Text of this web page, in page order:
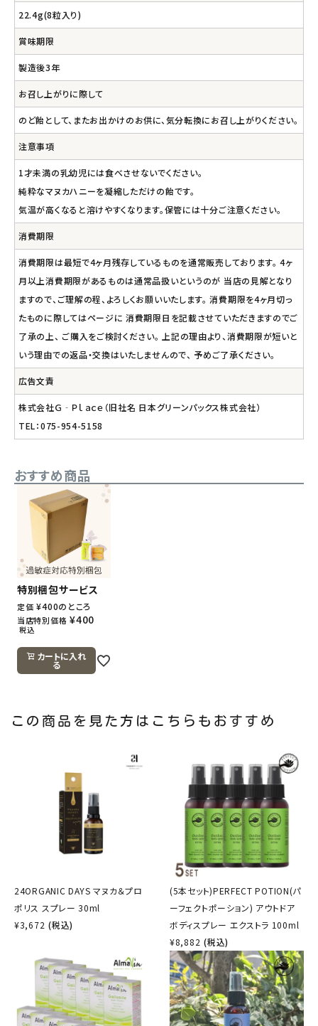
22.4g(8粒入り)
賞味期限
製造後3年
お召し上がりに際して
のど飴として、またお出かけのお供に、気分転換にお召し上がりください。
注意事項
1才未満の乳幼児には食べさせないでください。
純粋なマヌカハニーを凝縮しただけの飴です。
気温が高くなると溶けやすくなります。保管には十分ご注意ください。
消費期限
消費期限は最短で4ヶ月残存しているものを通常販売しております。 4ヶ
月以上消費期限があるものは通常品扱いというのが 当店の見解となり
ますので、ご理解の程、よろしくお願いいたします。 消費期限を4ヶ月切っ
たものに際してはページに 消費期限日を記載させていただきますのでご
了承の上、 ご購入をご検討ください。 上記の理由より、消費期限が短いと
いう理由での返品・交換はいたしませんので、 予めご了承ください。
広告文責
株式会社Ｇ‐Ｐｌａｃｅ（旧社名 日本グリーンパックス株式会社）
TEL：075-954-5158
おすすめ商品
特別梱包サービス
定価 ¥400のところ
当店特別価格 ¥400
税込
カートに入れ
る
この商品を見た方はこちらもおすすめ
24ORGANIC DAYS マヌカ＆プロ
ポリス スプレー 30ml
¥3,672 (税込)
(5本セット)PERFECT POTION(パ
ーフェクトポーション) アウトドア
ボディスプレー エクストラ 100ml
¥8,882 (税込)